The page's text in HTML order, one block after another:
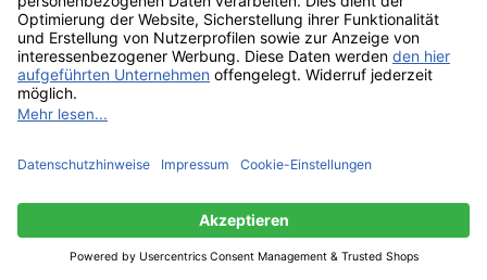
Diese Website benutzt Cookies, die für den technischen Betrieb
der Website erforderlich sind und stets gesetzt werden.
Andere Cookies, die den Komfort bei Benutzung dieser Website
erhöhen, der Direktwerbung dienen oder die Interaktion mit
sollen, werden nur mit Ihrer Zustimmung gesetzt.
Ablehnen Alle akzeptieren Konfigurieren